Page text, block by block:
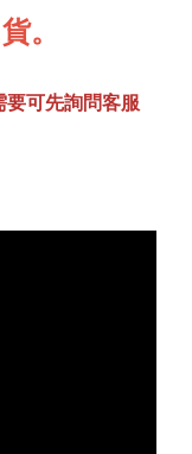
。
可先詢問客服